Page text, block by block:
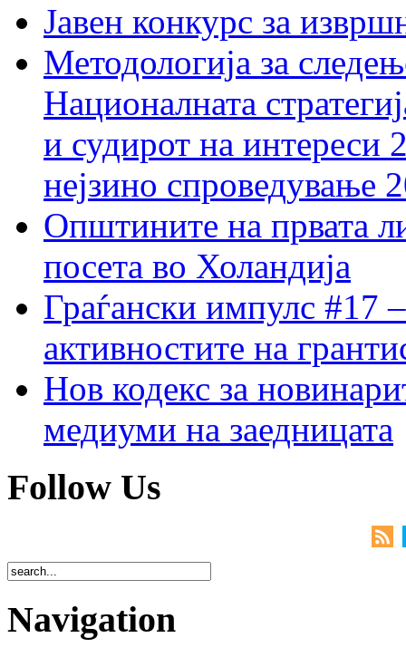
Јавен конкурс за
Методологија за
Националната
и судирот на интереси
нејзино спроведување
Општините на првата
посета во Холандија
Граѓански импулс #17
активностите на
Нов кодекс за
медиуми на заедницата
Follow Us
Navigation